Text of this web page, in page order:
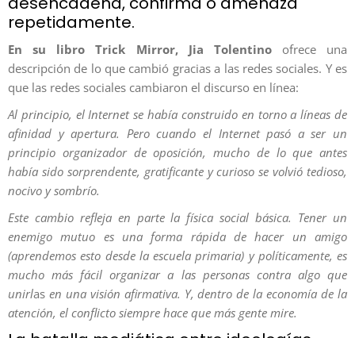
repetidamente.
En su libro Trick Mirror, Jia Tolentinoofrece una
descripción de lo que cambió gracias a las redes sociales. Y es
que las redes sociales cambiaron el discurso en línea:
Al principio, el Internet se había construido en torno a líneas de
afinidad y apertura. Pero cuando el Internet pasó a ser un
principio organizador de oposición, mucho de lo que antes
había sido sorprendente, gratificante y curioso se volvió tedioso,
nocivo y sombrío.
Este cambio refleja en parte la física social básica. Tener un
enemigo mutuo es una forma rápida de hacer un amigo
(aprendemos esto desde la escuela primaria) y políticamente, es
mucho más fácil organizar a las personas contra algo que
unirlas en una visión afirmativa. Y, dentro de la economía de la
atención, el conflicto siempre hace que más gente mire.